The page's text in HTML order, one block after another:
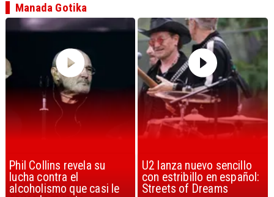
U2 lanza nuevo sencillo
con estribillo en español:
Streets of Dreams
“Africa” de Toto es
considerada la mejor
canción, según la ciencia
Manada Gotika